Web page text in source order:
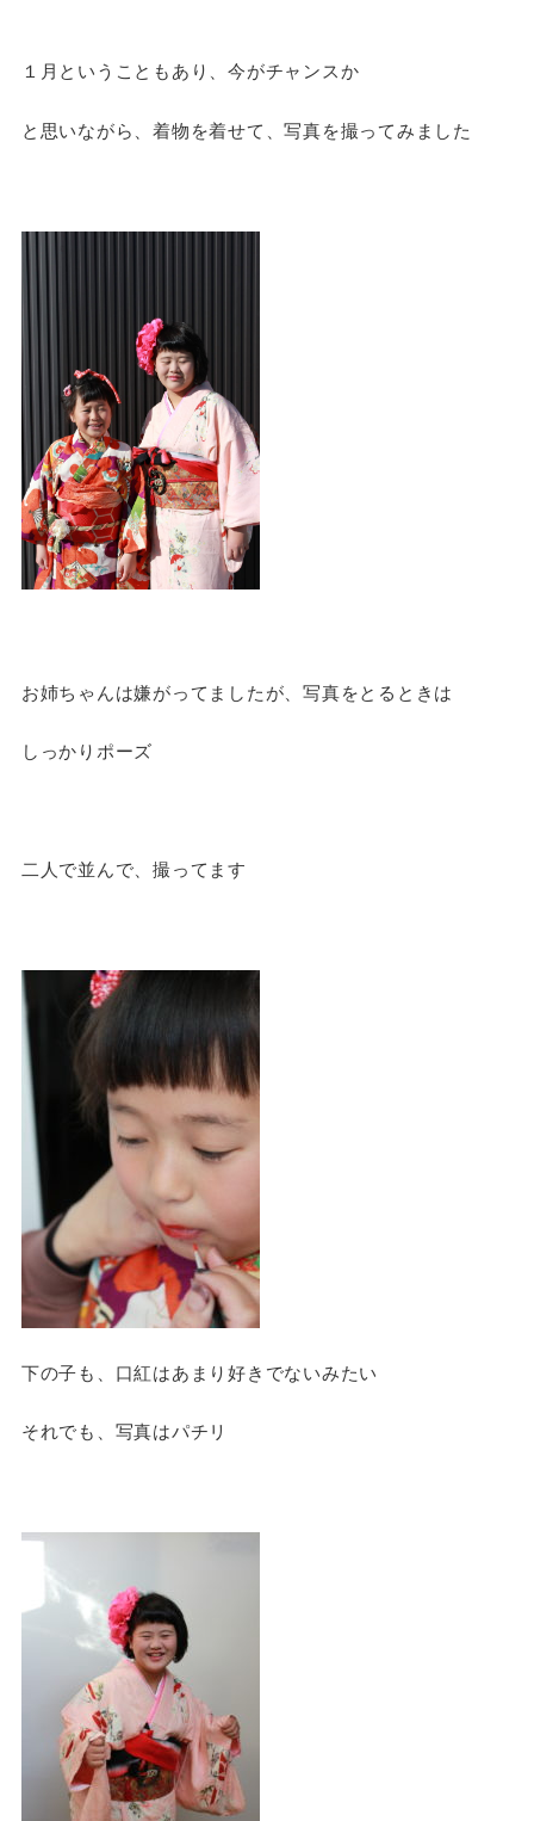
１月ということもあり、今がチャンスか
と思いながら、着物を着せて、写真を撮ってみました
お姉ちゃんは嫌がってましたが、写真をとるときは
しっかりポーズ
二人で並んで、撮ってます
下の子も、口紅はあまり好きでないみたい
それでも、写真はパチリ